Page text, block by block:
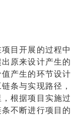
目开展的过程中
原来设计产生的
产生的环节设计
条与实现路径，
根据项目实施过
不断进行项目的